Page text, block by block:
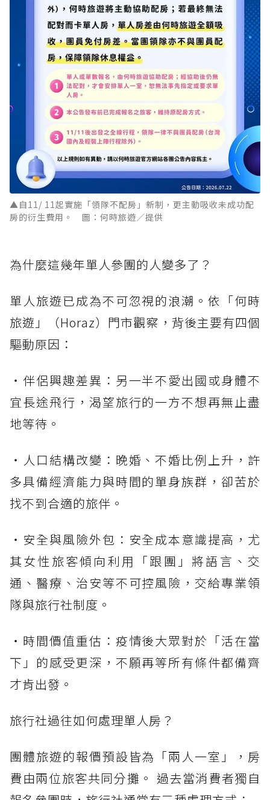
▲自11/ 11起實施「領隊不配房」新制，更主動吸收未成功配
房的衍生費用。 圖：何時旅遊／提供
為什麼這幾年單人參團的人變多了？
單人旅遊已成為不可忽視的浪潮。依「何時
旅遊」（Horaz）門市觀察，背後主要有四個
驅動原因：
・伴侶興趣差異：另一半不愛出國或身體不
宜長途飛行，渴望旅行的一方不想再無止盡
地等待。
・人口結構改變：晚婚、不婚比例上升，許
多具備經濟能力與時間的單身族群，卻苦於
找不到合適的旅伴。
・安全與風險外包：安全成本意識提高，尤
其女性旅客傾向利用「跟團」將語言、交
通、醫療、治安等不可控風險，交給專業領
隊與旅行社制度。
・時間價值重估：疫情後大眾對於「活在當
下」的感受更深，不願再等所有條件都備齊
才肯出發。
旅行社過往如何處理單人房？
團體旅遊的報價預設皆為「兩人一室」，房
費由兩位旅客共同分攤。 過去當消費者獨自